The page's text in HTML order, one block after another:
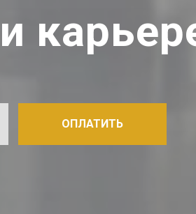
ОПЛАТИТЬ